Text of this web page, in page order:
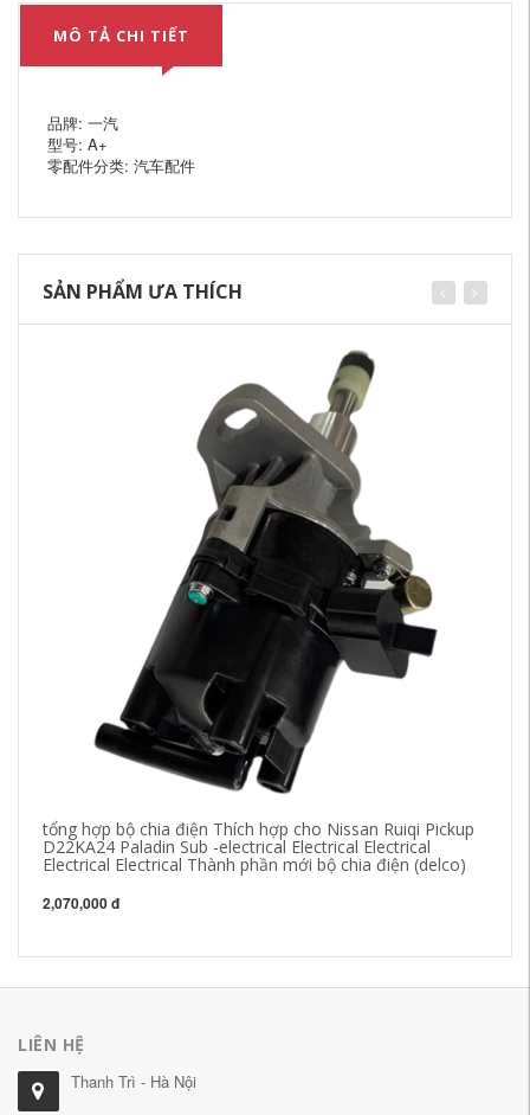
MÔ TẢ CHI TIẾT
品牌: 一汽
型号: A+
零配件分类: 汽车配件
SẢN PHẨM ƯA THÍCH
tổng hợp bộ chia điện Thích hợp cho Nissan Ruiqi Pickup
D22KA24 Paladin Sub -electrical Electrical Electrical
Electrical Electrical Thành phần mới bộ chia điện (delco)
2,070,000 đ
LIÊN HỆ
Thanh Trì - Hà Nội